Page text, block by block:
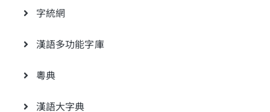
字統網
漢語多功能字庫
粵典
漢語大字典